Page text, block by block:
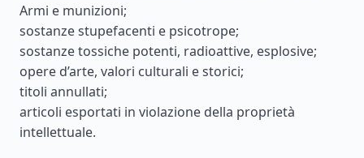
Armi e munizioni;
sostanze stupefacenti e psicotrope;
sostanze tossiche potenti, radioattive, esplosive;
opere d’arte, valori culturali e storici;
titoli annullati;
articoli esportati in violazione della proprietà
intellettuale.